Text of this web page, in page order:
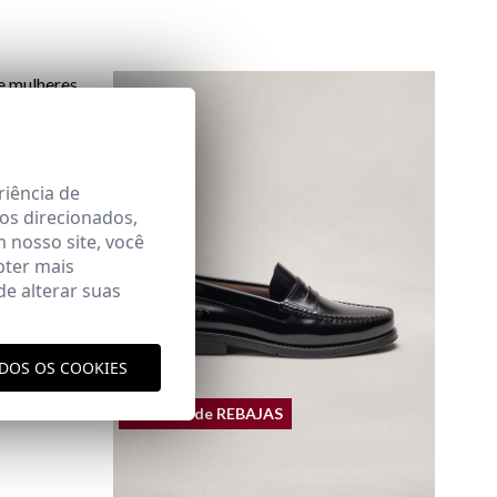
aqui
REMATE de REBAJAS
de
direcionados,
nosso site, você
mais
alterar suas
OS COOKIES